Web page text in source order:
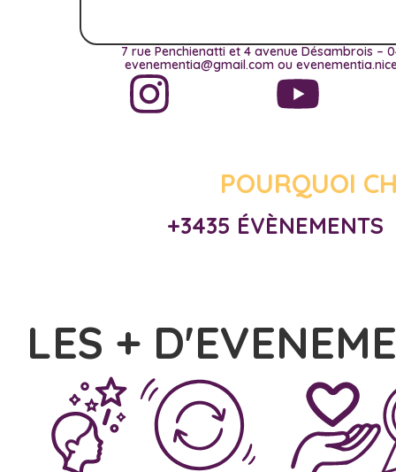
7 rue Penchienatti et 4 avenue Désambrois –
evenementia@gmail.com ou
POURQUOI
+3435 ÉVÈNEMENTS
LES +